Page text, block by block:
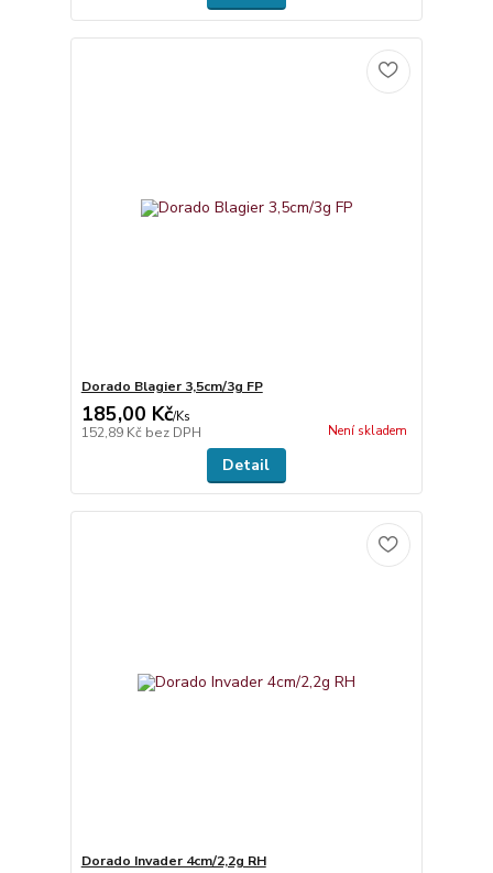
Dorado Blagier 3,5cm/3g FP
185,00 Kč/Ks
152,89 Kč bez DPH Není skladem
Detail
Dorado Invader 4cm/2,2g RH